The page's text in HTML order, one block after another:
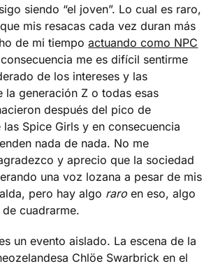
siendo “el joven”. Lo cual es raro,
mis resacas cada vez duran más
de mi tiempoactuando como NPC
me es difícil sentirme
de los intereses y las
la generación Z o todas esas
después del pico de
Spice Girls y en consecuencia
nada de nada. No me
y aprecio que la sociedad
una voz lozana a pesar de mis
pero hay algo raro en eso, algo
cuadrarme.
un evento aislado. La escena de la
Chlöe Swarbrick en el